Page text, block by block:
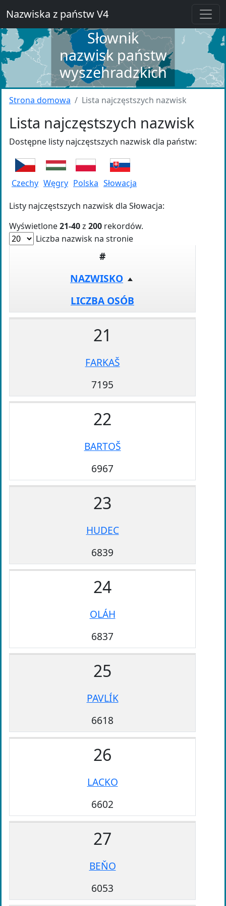
Nazwiska z państw V4
Słownik
nazwisk państw
wyszehradzkich
Strona domowa Lista najczęstszych nazwisk
Lista najczęstszych nazwisk
Dostępne listy najczęstszych nazwisk dla państw:
Czechy Węgry Polska Słowacja
Listy najczęstszych nazwisk dla Słowacja:
Wyświetlone21-40z 200 rekordów.
Liczba nazwisk na stronie
#
NAZWISKO
LICZBA OSÓB
21
FARKAŠ
7195
22
BARTOŠ
6967
23
HUDEC
6839
24
OLÁH
6837
25
PAVLÍK
6618
26
LACKO
6602
27
BEŇO
6053